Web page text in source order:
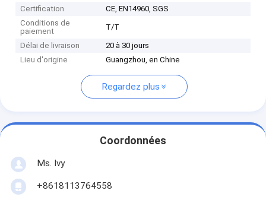
Certification
CE, EN14960, SGS
Conditions de
paiement
T/T
Délai de livraison
20 à 30 jours
Lieu d'origine
Guangzhou, en Chine
Regardez plus
Coordonnées
Ms. Ivy
+8618113764558